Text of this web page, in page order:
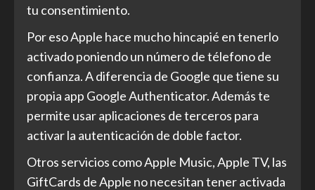
tu consentimiento.
Por eso Apple hace mucho hincapié en tenerlo
activado poniendo un número de télefono de
confianza. A diferencia de Google que tiene su
propia app Google Authenticator. Además te
permite usar aplicaciones de terceros para
activar la autenticación de doble factor.
Otros servicios como Apple Music, Apple TV, las
GiftCards de Apple no necesitan tener activada